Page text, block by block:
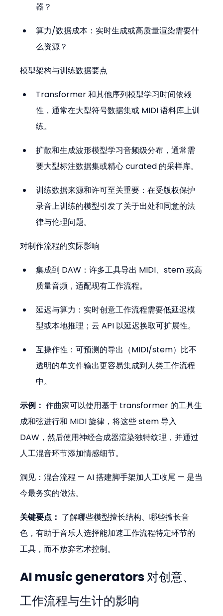
器？
算力/数据成本：实时生成或高质量渲染需要什
么资源？
模型架构与训练数据要点
Transformer 和其他序列模型学习时间依赖
性，通常在大型符号数据集或 MIDI 语料库上训
练。
扩散和生成波形模型学习音频级分布，通常需
要大型标注数据集或精心 curated 的采样库。
训练数据来源和许可至关重要：在受版权保护
录音上训练的模型引发了关于出处和同意的法
律与伦理问题。
对制作流程的实际影响
集成到 DAW：许多工具导出 MIDI、stem 或高
质量音频，适配现有工作流程。
延迟与算力：实时创意工作流程需要低延迟模
型或本地推理；云 API 以延迟换取可扩展性。
互操作性：可预测的导出（MIDI/stem）比不
透明的单文件输出更容易集成到人类工作流程
中。
示例： 作曲家可以使用基于 transformer 的工具生
成和弦进行和 MIDI 旋律，将这些 stem 导入
DAW，然后使用神经合成器渲染独特纹理，并通过
人工混音环节添加情感细节。
洞见：混合流程 — AI 搭建脚手架加人工收尾 — 是当
今最务实的做法。
关键要点： 了解哪些模型擅长结构、哪些擅长音
色，有助于音乐人选择能加速工作流程特定环节的
工具，而不放弃艺术控制。
AI music generators 对创意、
工作流程与生计的影响